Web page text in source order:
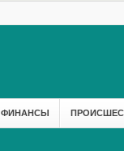
ФИНАНСЫ